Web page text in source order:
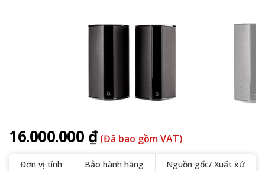
16.000.000 ₫ (Đã bao gồm VAT)
Đơn vị tính
Bảo hành hãng
Nguồn gốc/ Xuất xứ